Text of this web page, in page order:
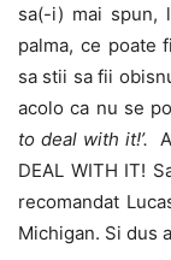
sa(-i) mai spun,
palma, ce poate
sa stii sa fii
acolo ca nu se
to deal with it!’.
DEAL WITH IT!
recomandat
Michigan. Si dus